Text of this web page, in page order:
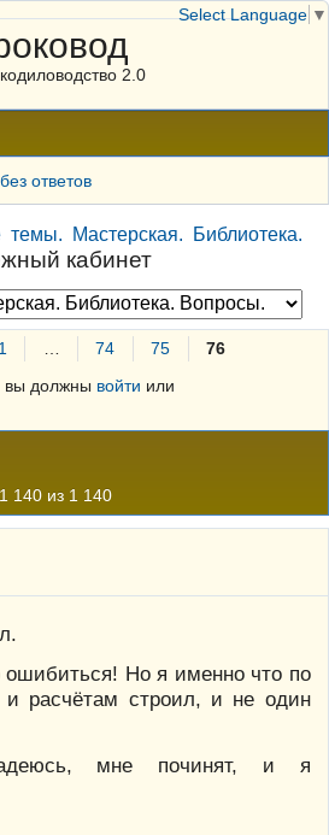
2.0
ответов
Мастерская. Библиотека.
кабинет
1 74 75
76
вы должны войти или
140 из 1 140
ошибиться! Но я именно что по
расчётам строил, и не один
мне починят, и я
Select Language ▼